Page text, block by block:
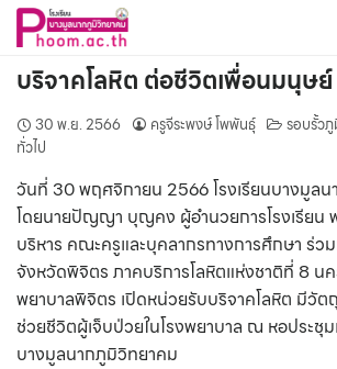
Skip
content
บริจาคโลหิต ต่อชีวิตเพื่อนมนุษย์
30 พ.ย. 2566 ครูจีระพงษ์ โพพันธุ์ รอบรั้ว
ทั่วไป
วันที่ 30 พฤศจิกายน 2566 โรงเรียนบางมูล
โดยนายปัญญา บุญคง ผู้อำนวยการโรงเรีย
บริหาร คณะครูและบุคลากรทางการศึกษา ร่ว
จังหวัดพิจิตร ภาคบริการโลหิตแห่งชาติที่ 8 นค
พยาบาลพิจิตร เปิดหน่วยรับบริจาคโลหิต มีวัต
ช่วยชีวิตผู้เจ็บป่วยในโรงพยาบาล ณ หอประชุม
บางมูลนากภูมิวิทยาคม